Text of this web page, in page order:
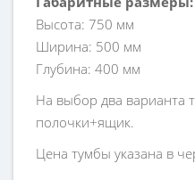
Высота: 750 мм
Ширина: 500 мм
Глубина: 400 мм
На выбор два варианта
полочки+ящик.
Цена тумбы указана в